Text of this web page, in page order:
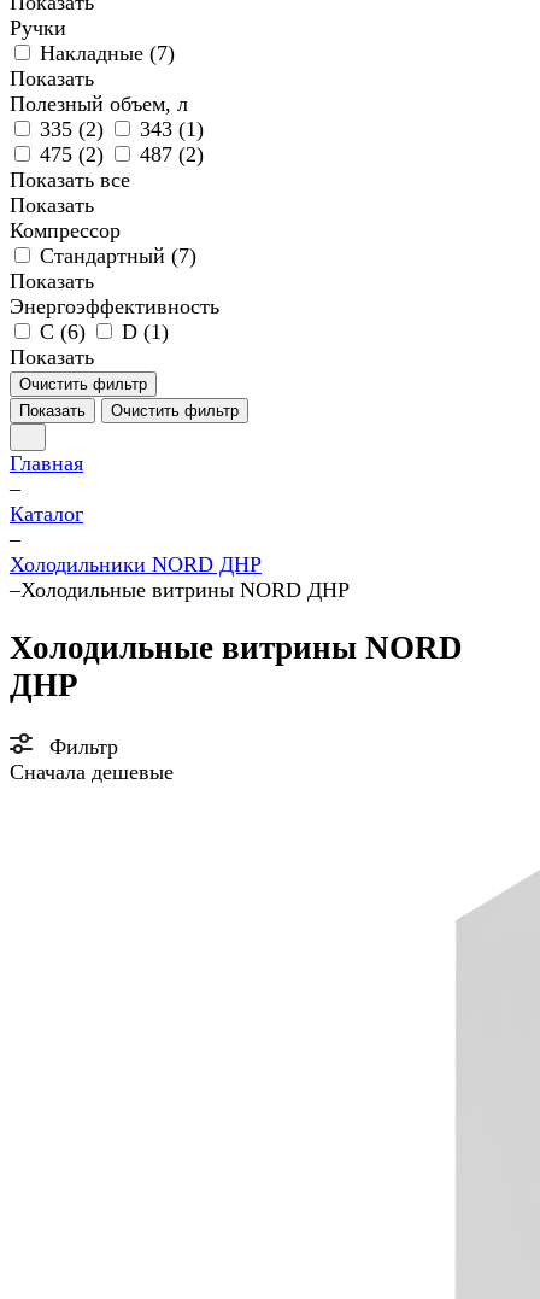
Ручки
Накладные (7)
Показать
Полезный объем, л
335 (2) 343 (1)
475 (2) 487 (2)
Показать все
Показать
Компрессор
Стандартный (7)
Показать
Энергоэффективность
C (6) D (1)
Показать
Очистить фильтр
Показать
Очистить фильтр
Главная
–
Каталог
–
Холодильники NORD ДНР
–Холодильные витрины NORD ДНР
Холодильные витрины NORD
ДНР
Фильтр
Сначала дешевые